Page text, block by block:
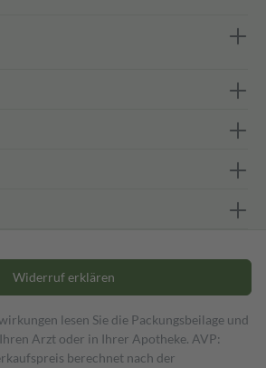
Widerruf erklären
lesen Sie die Packungsbeilage und
Arzt oder in Ihrer Apotheke. AVP:
berechnet nach der